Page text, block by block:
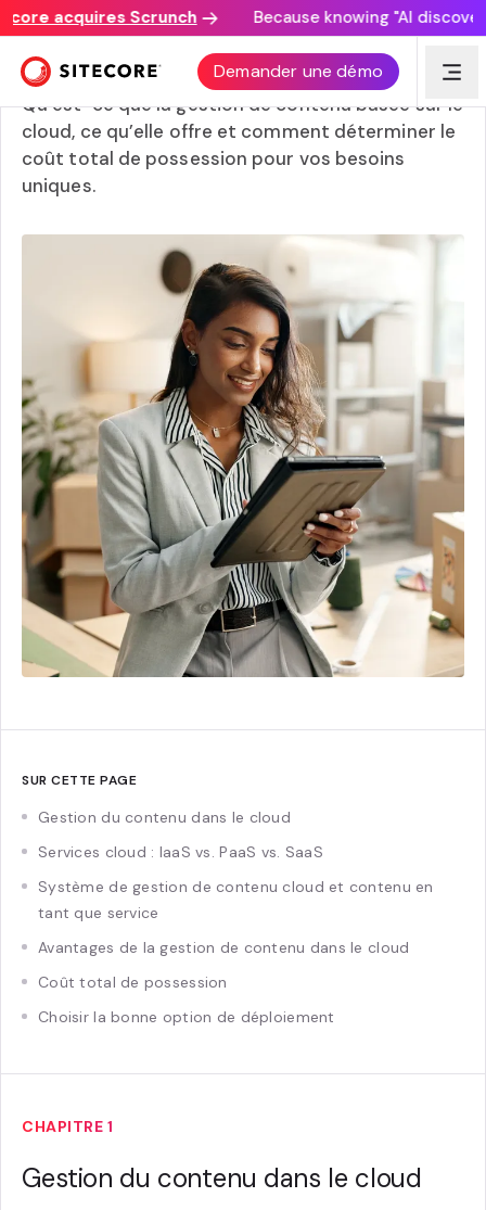
acquires Scrunch Because knowing "AI discovery
Demander une démo
Qu’est-ce que la gestion de contenu dans le cloud ?
Qu’est-ce que la gestion de contenu basée sur le
cloud, ce qu’elle offre et comment déterminer le
coût total de possession pour vos besoins
uniques.
SUR CETTE PAGE
Gestion du contenu dans le cloud
Services cloud : IaaS vs. PaaS vs. SaaS
Système de gestion de contenu cloud et contenu en
tant que service
Avantages de la gestion de contenu dans le cloud
Coût total de possession
Choisir la bonne option de déploiement
CHAPITRE 1
Gestion du contenu dans le cloud